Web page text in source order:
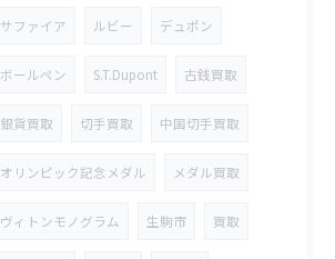
サファイア ルビー デュポン
ボールペン S.T.Dupont 古銭買取
銀貨買取 切手買取 中国切手買取
オリンピック記念メダル メダル買取
ヴィトンモノグラム 生駒市 買取